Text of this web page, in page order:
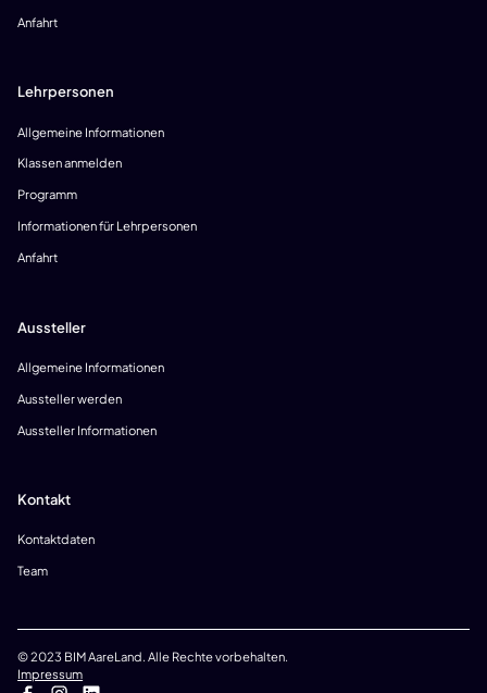
Anfahrt
Lehrpersonen
Allgemeine Informationen
Klassen anmelden
Programm
Informationen für Lehrpersonen
Anfahrt
Aussteller
Allgemeine Informationen
Aussteller werden
Aussteller Informationen
Kontakt
Kontaktdaten
Team
© 2023 BIM AareLand. Alle Rechte vorbehalten.
Impressum